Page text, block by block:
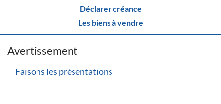
Déclarer créance
Les biens à vendre
Avertissement
Faisons les présentations